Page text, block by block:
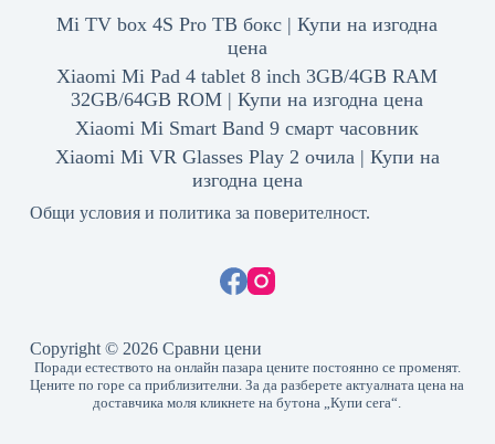
Mi TV box 4S Pro ТВ бокс | Купи на изгодна
цена
Xiaomi Mi Pad 4 tablet 8 inch 3GB/4GB RAM
32GB/64GB ROM | Купи на изгодна цена
Xiaomi Mi Smart Band 9 смарт часовник
Xiaomi Mi VR Glasses Play 2 очила | Купи на
изгодна цена
Общи условия и политика за поверителност.
Copyright © 2026 Сравни цени
Поради естеството на онлайн пазара цените постоянно се променят.
Цените по горе са приблизителни. За да разберете актуалната цена на
доставчика моля кликнете на бутона „Купи сега“.